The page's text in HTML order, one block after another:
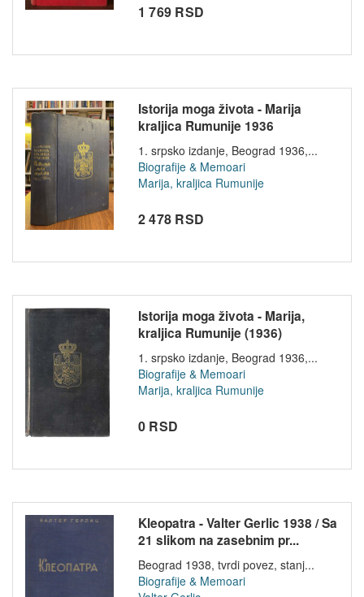
1 769 RSD
Istorija moga života - Marija
kraljica Rumunije 1936
1. srpsko izdanje, Beograd 1936,...
Biografije & Memoari
Marija, kraljica Rumunije
2 478 RSD
Istorija moga života - Marija,
kraljica Rumunije (1936)
1. srpsko izdanje, Beograd 1936,...
Biografije & Memoari
Marija, kraljica Rumunije
0 RSD
Kleopatra - Valter Gerlic 1938 / Sa
21 slikom na zasebnim pr...
Beograd 1938, tvrdi povez, stanj...
Biografije & Memoari